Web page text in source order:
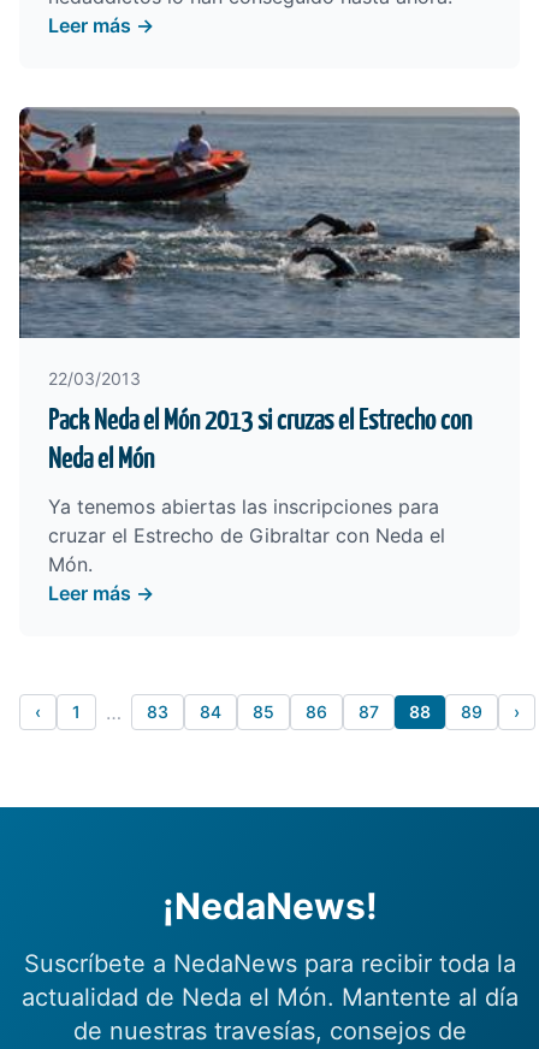
Leer más →
22/03/2013
Pack Neda el Món 2013 si cruzas el Estrecho con
Neda el Món
Ya tenemos abiertas las inscripciones para
cruzar el Estrecho de Gibraltar con Neda el
Món.
Leer más →
‹ 1 … 83 84 85 86 87 88 89 ›
¡NedaNews!
Suscríbete a NedaNews para recibir toda la
actualidad de Neda el Món. Mantente al día
de nuestras travesías, consejos de